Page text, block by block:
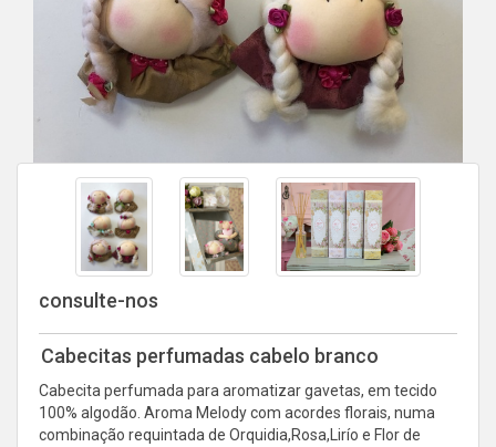
consulte-nos
Cabecitas perfumadas cabelo branco
Cabecita perfumada para aromatizar gavetas, em tecido
100% algodão. Aroma Melody com acordes florais, numa
combinação requintada de Orquidia,Rosa,Lirío e Flor de